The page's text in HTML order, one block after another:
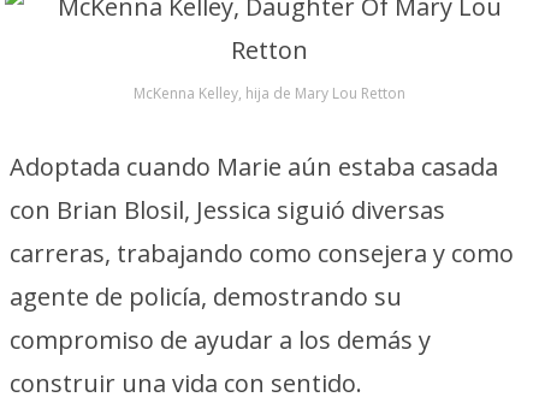
McKenna Kelley, hija de Mary Lou Retton
Adoptada cuando Marie aún estaba casada
con Brian Blosil, Jessica siguió diversas
carreras, trabajando como consejera y como
agente de policía, demostrando su
compromiso de ayudar a los demás y
construir una vida con sentido.